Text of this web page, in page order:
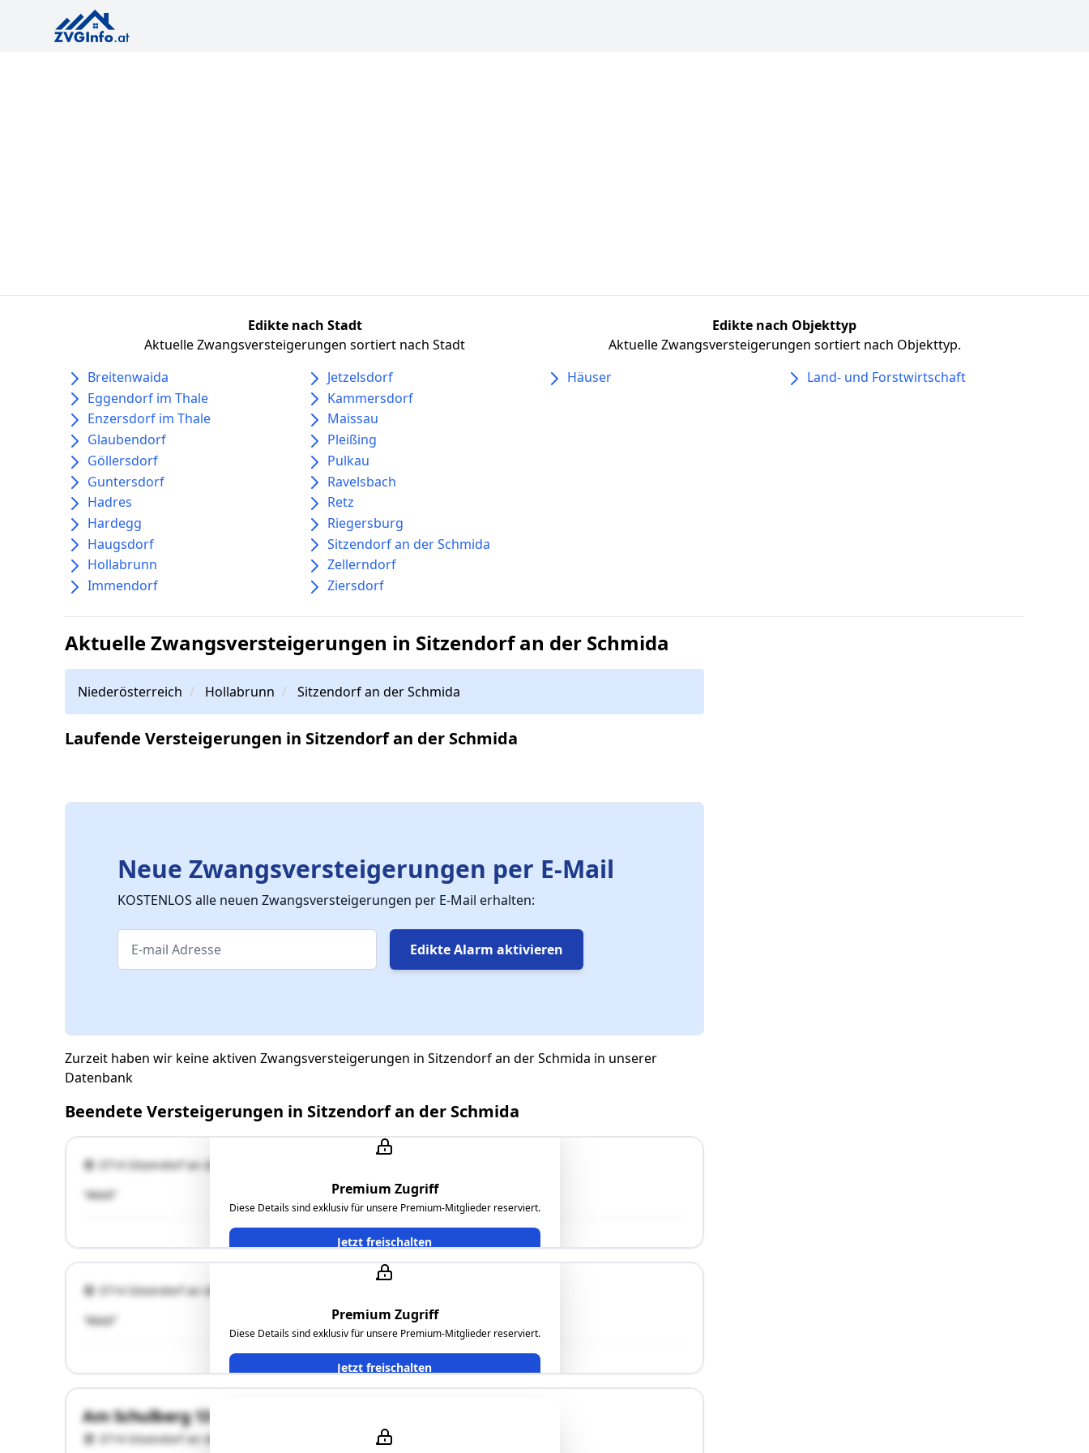
Edikte nach Stadt
Aktuelle Zwangsversteigerungen sortiert nach Stadt
Breitenwaida
Eggendorf im Thale
Enzersdorf im Thale
Glaubendorf
Göllersdorf
Guntersdorf
Hadres
Hardegg
Haugsdorf
Hollabrunn
Immendorf
Jetzelsdorf
Kammersdorf
Maissau
Pleißing
Pulkau
Ravelsbach
Retz
Riegersburg
Sitzendorf an der Schmida
Zellerndorf
Ziersdorf
Edikte nach Objekttyp
Aktuelle Zwangsversteigerungen sortiert nach Objekttyp.
Häuser
Land- und Forstwirtschaft
Aktuelle Zwangsversteigerungen in Sitzendorf an der Schmida
Niederösterreich Hollabrunn Sitzendorf an der Schmida
Laufende Versteigerungen in Sitzendorf an der Schmida
Neue Zwangsversteigerungen per E-Mail
KOSTENLOS alle neuen Zwangsversteigerungen per E-Mail erhalten:
Edikte Alarm aktivieren
Zurzeit haben wir keine aktiven Zwangsversteigerungen in Sitzendorf an der Schmida in unserer
Datenbank
Beendete Versteigerungen in Sitzendorf an der Schmida
Premium Zugriff
Diese Details sind exklusiv für unsere Premium-Mitglieder reserviert.
Jetzt freischalten
3714 Sitzendorf an der Schmida
"Wald"
Premium Zugriff
Diese Details sind exklusiv für unsere Premium-Mitglieder reserviert.
Jetzt freischalten
3714 Sitzendorf an der Schmida
"Wald"
Am Schulberg 13
3714 Sitzendorf an der Schmida